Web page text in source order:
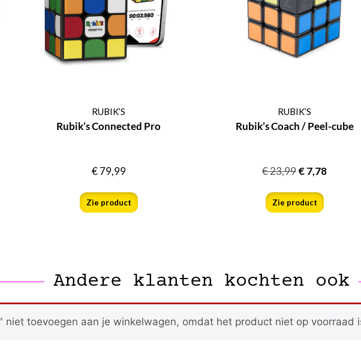
RUBIK’S
Rubik’s Connected Pro
€79,99
Zie product
RUBIK’S
Rubik’s Coach / Peel-cube
€23,99€7,78
Zie product
Andere klanten kochten ook
niet toevoegen aan je winkelwagen, omdat het product niet op voorraad